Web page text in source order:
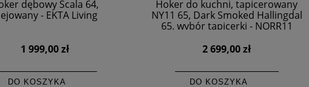
dębowy Scala 64,
- EKTA Living
1 999,00 zł
DO KOSZYKA
Hoker do kuchni, tapicerowany
NY11 65, Dark Smoked Hallingdal
65, wybór tapicerki - NORR11
2 699,00 zł
DO KOSZYKA